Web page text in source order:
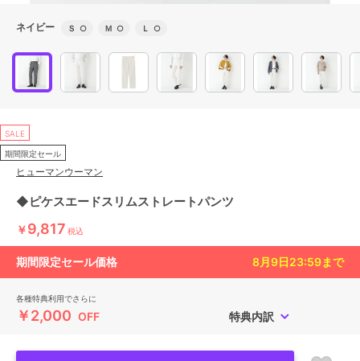
ネイビー Ｓ ○ Ｍ ○ Ｌ ○
SALE
期間限定セール
ヒューマンウーマン
◆ピケスエードスリムストレートパンツ
￥9,817 税込
期間限定セール価格 8月9日23:59まで
各種特典利用でさらに
￥2,000 OFF 特典内訳